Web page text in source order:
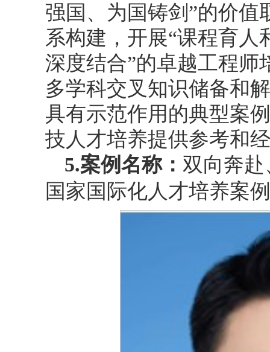
强国、为国铸剑”的价
系构建，开展“课程育
深度结合”的卓越工程师
多学科交叉知识储备和
具有示范作用的典型案
技人才培养提供参考和
5.案例名称： 双向奔
国家国际化人才培养案